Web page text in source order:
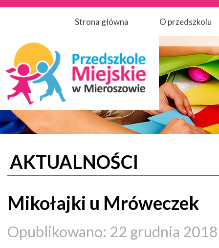
Strona główna O przedszkolu
AKTUALNOŚCI
Mikołajki u Mróweczek
Opublikowano: 22 grudnia 2018